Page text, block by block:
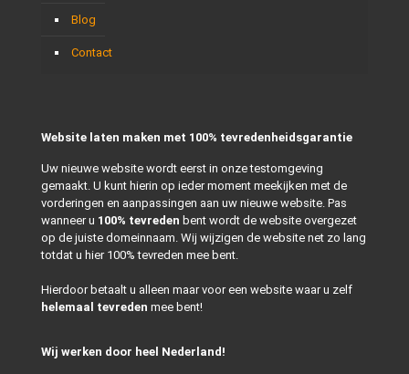
Blog
Contact
Website laten maken met 100% tevredenheidsgarantie
Uw nieuwe website wordt eerst in onze testomgeving
gemaakt. U kunt hierin op ieder moment meekijken met de
vorderingen en aanpassingen aan uw nieuwe website. Pas
wanneer u 100% tevreden bent wordt de website overgezet
op de juiste domeinnaam. Wij wijzigen de website net zo lang
totdat u hier 100% tevreden mee bent.
Hierdoor betaalt u alleen maar voor een website waar u zelf
helemaal tevreden mee bent!
Wij werken door heel Nederland!